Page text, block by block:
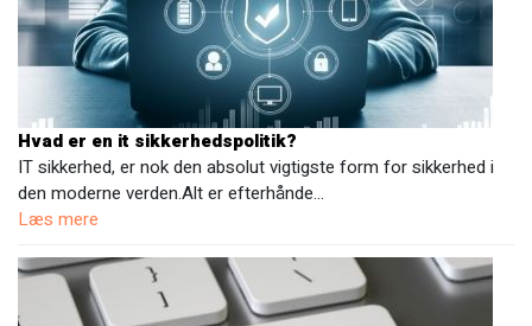
Hvad er en it sikkerhedspolitik?
IT sikkerhed, er nok den absolut vigtigste form for sikkerhed i
den moderne verden.Alt er efterhånde…
Læs mere